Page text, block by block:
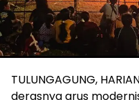
TULUNGAGUNG,
derasnya arus